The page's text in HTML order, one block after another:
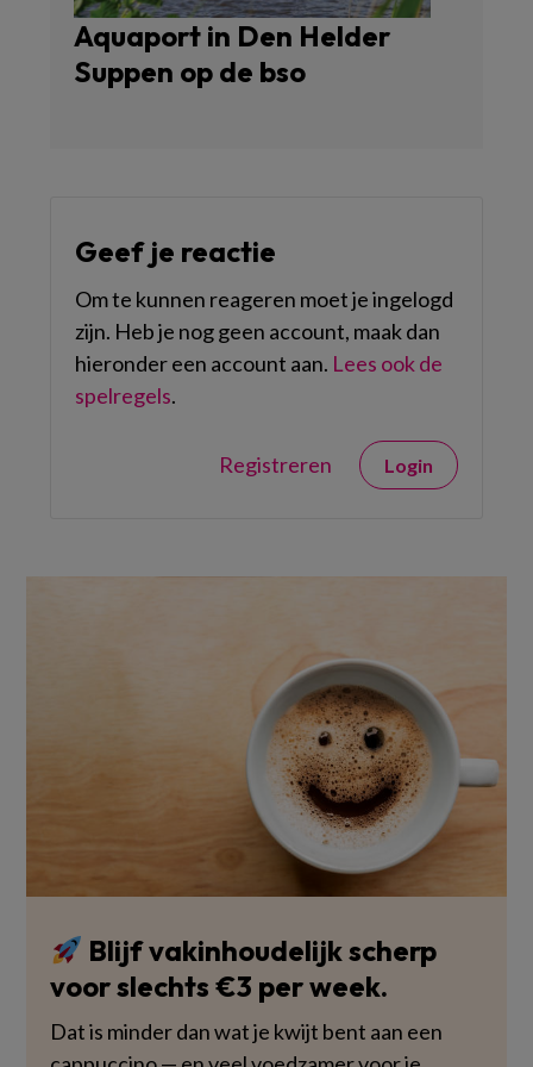
Aquaport in Den Helder
Suppen op de bso
Geef je reactie
Om te kunnen reageren moet je ingelogd
zijn. Heb je nog geen account, maak dan
hieronder een account aan. Lees ook de
spelregels.
Registreren Login
Blijf vakinhoudelijk scherp
voor slechts €3 per week.
Dat is minder dan wat je kwijt bent aan een